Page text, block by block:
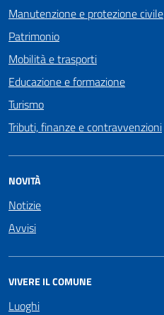
Manutenzione e protezione civile
Patrimonio
Mobilità e trasporti
Educazione e formazione
Turismo
Tributi, finanze e contravvenzioni
NOVITÀ
Notizie
Avvisi
VIVERE IL COMUNE
Luoghi